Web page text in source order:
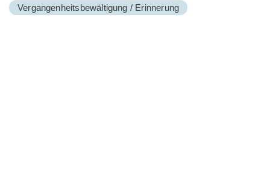
Vergangenheitsbewältigung / Erinnerung